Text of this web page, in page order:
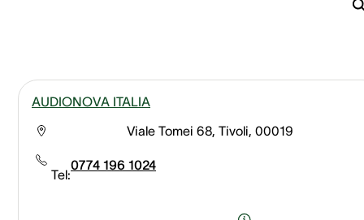
AUDIONOVA ITALIA
Viale Tomei 68, Tivoli, 00019
Tel:
0774 196 1024